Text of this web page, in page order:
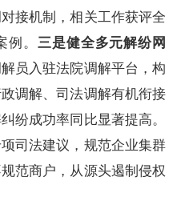
接机制，相关工作获评全
例。 三是健全多元解纷网
员入驻法院调解平台，构
调解、司法调解有机衔接
纷成功率同比显著提高。
司法建议，规范企业集群
范商户，从源头遏制侵权